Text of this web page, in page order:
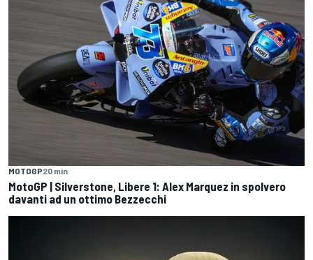
MOTOGP20 min
MotoGP | Silverstone, Libere 1: Alex Marquez in spolvero
davanti ad un ottimo Bezzecchi